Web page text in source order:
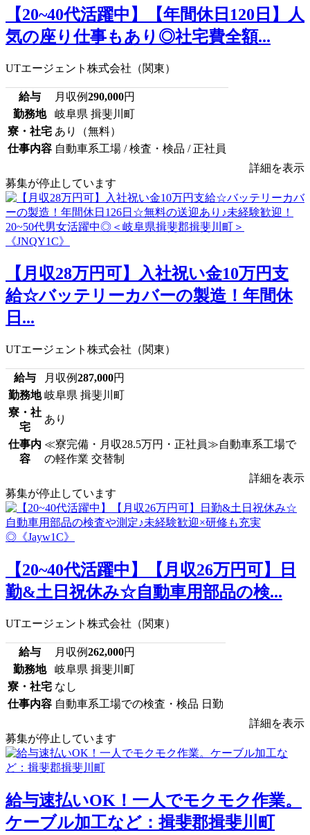
【20~40代活躍中】【年間休日120日】人
気の座り仕事もあり◎社宅費全額...
UTエージェント株式会社（関東）
給与 月収例290,000円
勤務地
岐阜県 揖斐川町
寮・社宅 あり（無料）
仕事内容 自動車系工場 / 検査・検品 / 正社員
詳細を表示
募集が停止しています
【月収28万円可】入社祝い金10万円支
給☆バッテリーカバーの製造！年間休
日...
UTエージェント株式会社（関東）
給与 月収例287,000円
勤務地 岐阜県 揖斐川町
寮・社
宅
あり
仕事内
容
≪寮完備・月収28.5万円・正社員≫自動車系工場で
の軽作業 交替制
詳細を表示
募集が停止しています
【20~40代活躍中】【月収26万円可】日
勤&土日祝休み☆自動車用部品の検...
UTエージェント株式会社（関東）
給与 月収例262,000円
勤務地
岐阜県 揖斐川町
寮・社宅 なし
仕事内容 自動車系工場での検査・検品 日勤
詳細を表示
募集が停止しています
給与速払いOK！一人でモクモク作業。
ケーブル加工など：揖斐郡揖斐川町